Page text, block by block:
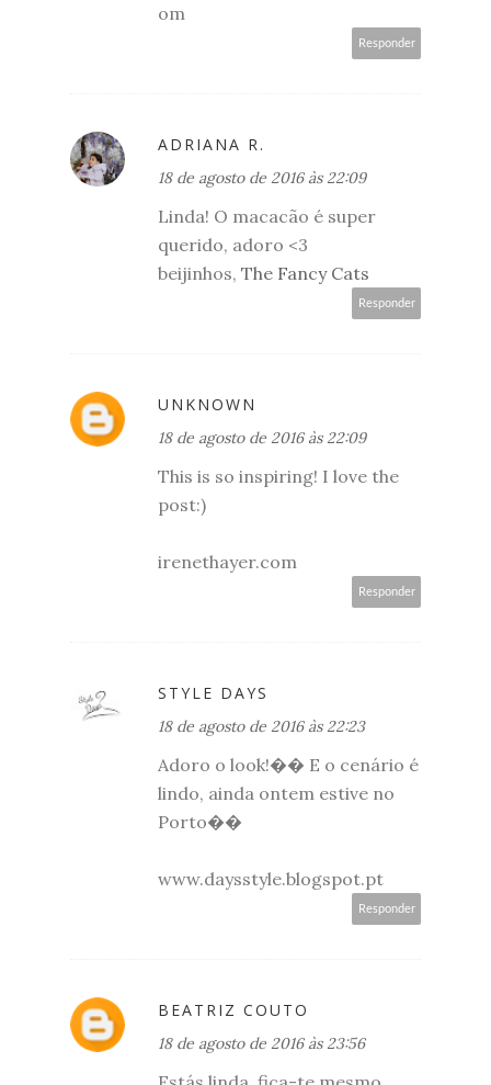
om
Responder
ADRIANA R.
18 de agosto de 2016 às 22:09
Linda! O macacão é super
querido, adoro <3
beijinhos, The Fancy Cats
Responder
UNKNOWN
18 de agosto de 2016 às 22:09
This is so inspiring! I love the
post:)
irenethayer.com
Responder
STYLE DAYS
18 de agosto de 2016 às 22:23
Adoro o look!�� E o cenário é
lindo, ainda ontem estive no
Porto��
www.daysstyle.blogspot.pt
Responder
BEATRIZ COUTO
18 de agosto de 2016 às 23:56